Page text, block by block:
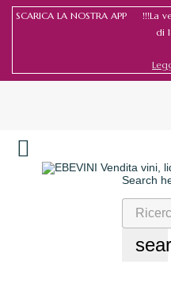
SCARICA LA NOSTRA APP !!!La
di
Search